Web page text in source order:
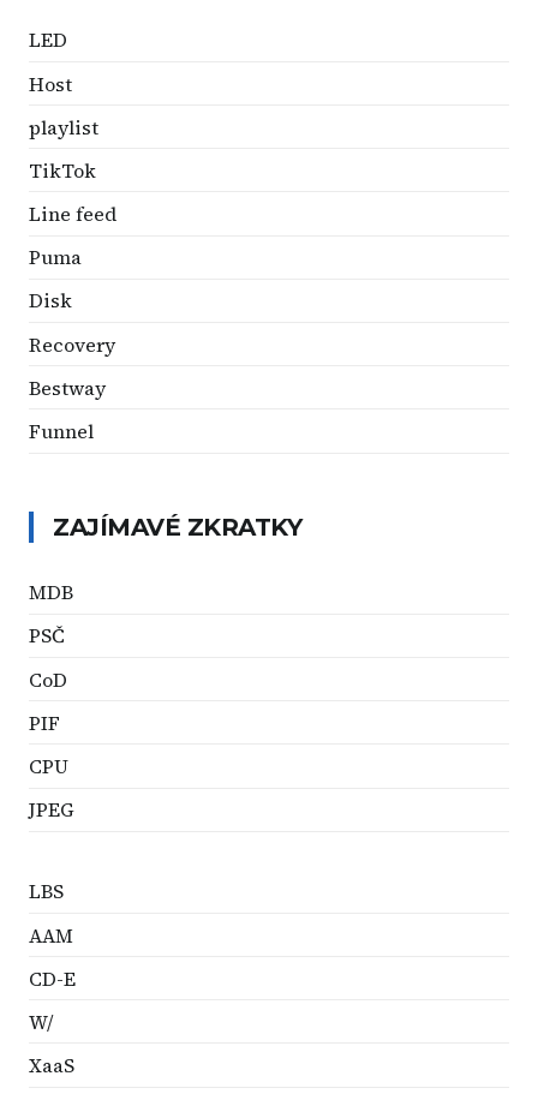
LED
Host
playlist
TikTok
Line feed
Puma
Disk
Recovery
Bestway
Funnel
ZAJÍMAVÉ ZKRATKY
MDB
PSČ
CoD
PIF
CPU
JPEG
LBS
AAM
CD-E
W/
XaaS